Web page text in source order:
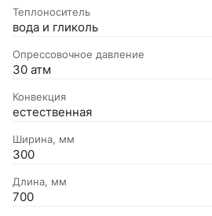
Теплоноситель
вода и гликоль
Опрессовочное давление
30 атм
Конвекция
естественная
Ширина, мм
300
Длина, мм
700